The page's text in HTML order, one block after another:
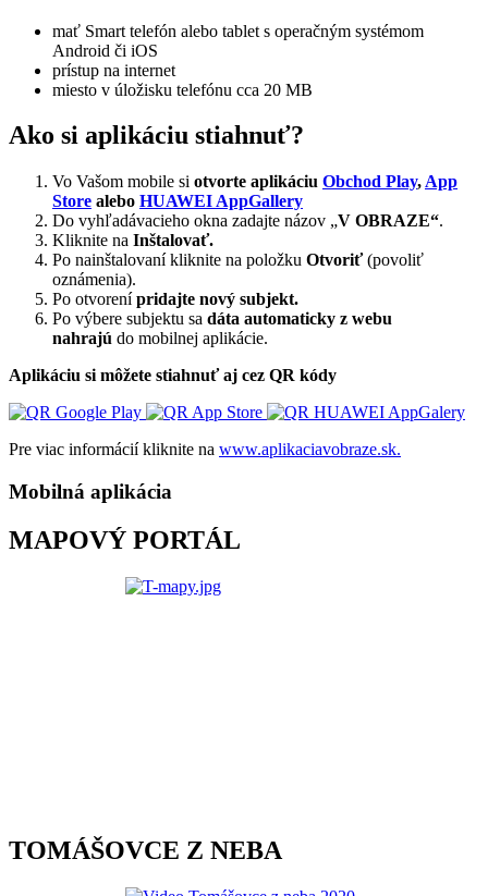
mať Smart telefón alebo tablet s operačným systémom
Android či iOS
prístup na internet
miesto v úložisku telefónu cca 20 MB
Ako si aplikáciu stiahnuť?
Vo Vašom mobile si otvorte aplikáciu Obchod Play, App
Store alebo HUAWEI AppGallery
Do vyhľadávacieho okna zadajte názov „V OBRAZE“.
Kliknite na Inštalovať.
Po nainštalovaní kliknite na položku Otvoriť(povoliť
oznámenia).
Po otvorenípridajte nový subjekt.
Po výbere subjektu sa dáta automaticky z webu
nahrajú do mobilnej aplikácie.
Aplikáciu si môžete stiahnuť aj cez QR kódy
Pre viac informácií kliknite na www.aplikaciavobraze.sk.
Mobilná aplikácia
MAPOVÝ PORTÁL
TOMÁŠOVCE Z NEBA